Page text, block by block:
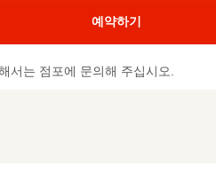
예약하기
서는 점포에 문의해 주십시오.